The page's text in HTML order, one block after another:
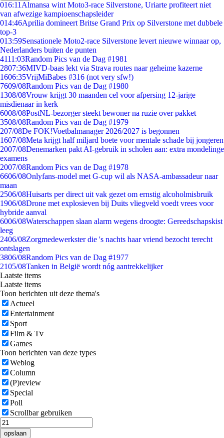
016:11 Almansa wint Moto3-race Silverstone, Uriarte profiteert niet
van afwezige kampioenschapsleider
014:46Aprilia domineert Britse Grand Prix op Silverstone met dubbele
top-3
013:59Sensationele Moto2-race Silverstone levert nieuwe winnaar op,
Nederlanders buiten de punten
4111:03Random Pics van de Dag #1981
2807:36MIVD-baas lekt via Strava routes naar geheime kazerne
1606:35VrijMiBabes #316 (not very sfw!)
7609/08Random Pics van de Dag #1980
1308/08Vrouw krijgt 30 maanden cel voor afpersing 12-jarige
misdienaar in kerk
6008/08PostNL-bezorger steekt bewoner na ruzie over pakket
3508/08Random Pics van de Dag #1979
207/08De FOK!Voetbalmanager 2026/2027 is begonnen
1607/08Meta krijgt half miljard boete voor mentale schade bij jongeren
2007/08Denemarken pakt AI-gebruik in scholen aan: extra mondelinge
examens
2007/08Random Pics van de Dag #1978
6606/08Onlyfans-model met G-cup wil als NASA-ambassadeur naar
maan
2506/08Huisarts per direct uit vak gezet om ernstig alcoholmisbruik
1906/08Drone met explosieven bij Duits vliegveld voedt vrees voor
hybride aanval
6006/08Waterschappen slaan alarm wegens droogte: Gereedschapskist
leeg
2406/08Zorgmedewerkster die 's nachts haar vriend bezocht terecht
ontslagen
3806/08Random Pics van de Dag #1977
2105/08Tanken in België wordt nóg aantrekkelijker
Laatste items
Laatste items
Toon berichten uit deze thema's
Actueel
Entertainment
Sport
Film & Tv
Games
Toon berichten van deze types
Weblog
Column
(P)review
Special
Poll
Scrollbar gebruiken
opslaan